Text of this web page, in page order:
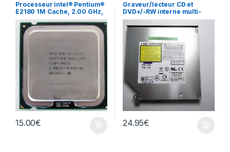
Processeur intel® Pentium®
E2180 1M Cache, 2.00 GHz,
800 MHz FSB
15.00€
Graveur/lecteur CD et
DVD+/-RW interne multi-
recorder portable DVR-
K16RS
24.95€